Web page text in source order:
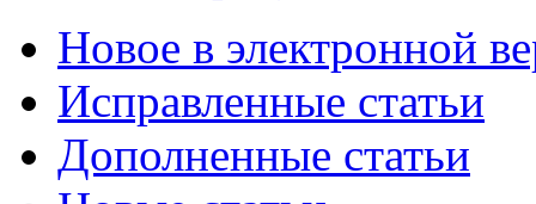
Новое в электронной
Исправленные статьи
Дополненные статьи